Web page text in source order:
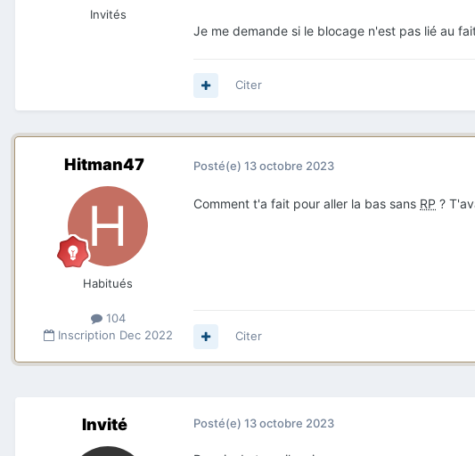
Invités
Je me demande si le blocage n'est pas lié au
Citer
Hitman47
Habitués
104
Inscription Dec 2022
Posté(e) 13 octobre 2023
Comment t'a fait pour aller la bas sans RP ?
Citer
Invité Posté(e) 13 octobre 2023